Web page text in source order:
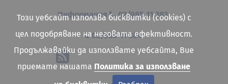
Информация 02/985 11 383
02/985 11 384
Този уебсайт използва бисквитки (cookies) с
цел подобряване на неговата ефективност.
Продължавайки да използвате уебсайта, Вие
приемате нашата Политика за използване